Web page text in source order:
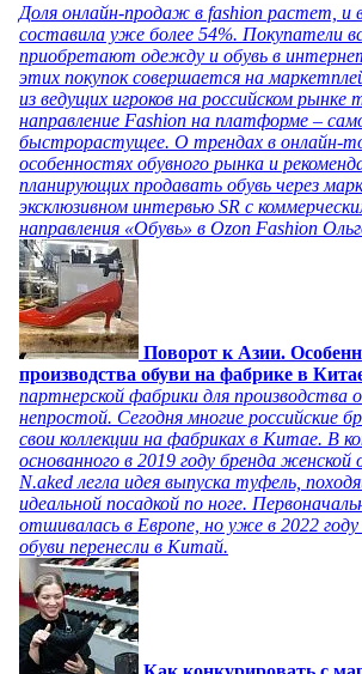
Доля онлайн-продаж в fashion растет, и
составила уже более 54%. Покупатели
приобретают одежду и обувь в
этих покупок совершается на
из ведущих игроков на российском рынке
направление Fashion на платформе –
быстрорастущее. О трендах в онлайн-
особенностях обувного рынка и
планирующих продавать обувь через
эксклюзивном интервью SR с
направления «Обувь» в Ozon Fashion
Поворот к Азии.
производства обуви на фабрике в
партнерской фабрики для производства
непростой. Сегодня многие российские
свои коллекции на фабриках в Китае. В
основанного в 2019 году бренда женской
N.aked легла идея выпуска туфель,
идеальной посадкой по ноге.
отшивалась в Европе, но уже в 2022
обуви перенесли в Китай.